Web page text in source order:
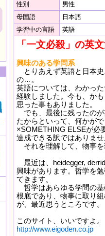
性別
男性
母国語
日本語
学習中の言語
英語
「一文必殺」の英
興味のある学問系
とりあえず英語と日本
の…。
英語については、わかっ
経験しました。今も、か
思った事もありました。
でも、最後に残ったの
たからといって、何かが
×SOMETHING ELSEが必
達成できる訳ではありま
それを理解して、物事
最近は、heidegger,
興味があります。哲学を
てきます。
哲学はあらゆる学問の
根底であり、物事に取り
が、最近思うところです。
このサイト、いいですよ。
http://www.eigoden.co.jp